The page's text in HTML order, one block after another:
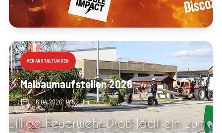
VERANSTALTUNGEN
Maibaumaufstellen 2026
16.04.2026, 14:52 Uhr